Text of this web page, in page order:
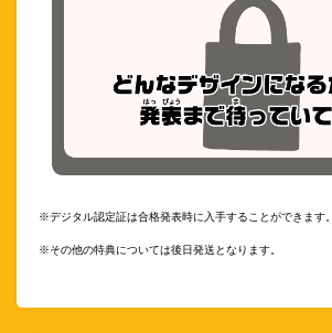
※デジタル認定証は合格発表時に入手することができます。
※その他の特典については後日発送となります。